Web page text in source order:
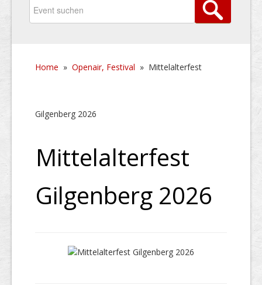
Vorteile
Medienbooster
Home » Openair, Festival » Mittelalterfest
Gilgenberg 2026
Mittelalterfest
Gilgenberg 2026